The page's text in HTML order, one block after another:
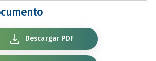
Descargar PDF